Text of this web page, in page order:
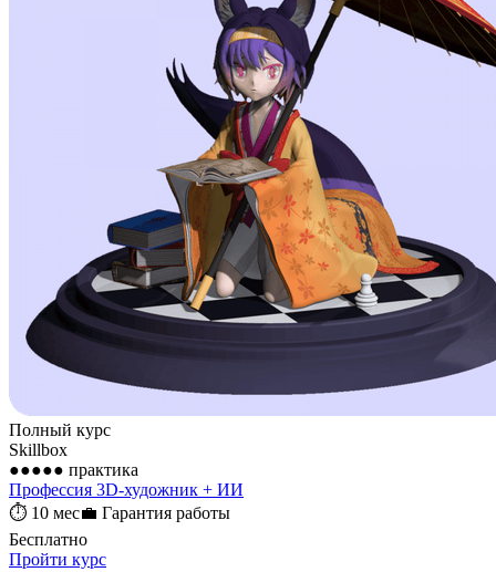
Полный курс
Skillbox
●●●●● практика
Профессия 3D-художник + ИИ
⏱ 10 мес💼 Гарантия работы
Бесплатно
Пройти курс